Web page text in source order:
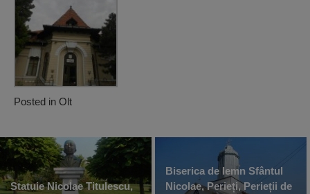
Posted in Olt
Statuie Nicolae Titulescu,
Biserica de lemn Sfântul
Nicolae, Perieți, Perieții de